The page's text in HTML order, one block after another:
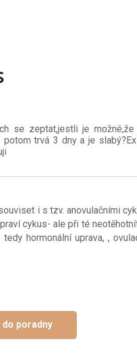
se zeptat,jestli je
trvá 3 dny a je
i s tzv. anovulačními
cykus- ale při té
hormonální uprava, ,
do poradny